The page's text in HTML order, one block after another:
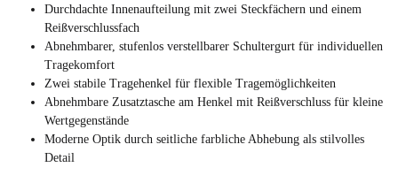
Durchdachte Innenaufteilung mit zwei Steckfächern und einem
Reißverschlussfach
Abnehmbarer, stufenlos verstellbarer Schultergurt für individuellen
Tragekomfort
Zwei stabile Tragehenkel für flexible Tragemöglichkeiten
Abnehmbare Zusatztasche am Henkel mit Reißverschluss für kleine
Wertgegenstände
Moderne Optik durch seitliche farbliche Abhebung als stilvolles
Detail